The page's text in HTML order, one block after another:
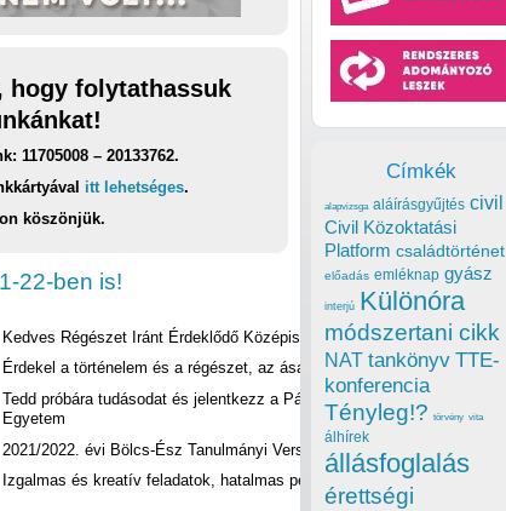
hogy folytathassuk
11705008 – 20133762.
itt lehetséges.
köszönjük.
22-ben is!
Kedves Régészet Iránt Érdeklődő Középiskolások!
Érdekel a történelem és a régészet, az ásatások világa?
Tedd próbára tudásodat és jelentkezz a Pázmány Péter Katolikus
Egyetem
2021/2022. évi Bölcs-Ész Tanulmányi Versenyére!
Izgalmas és kreatív feladatok, hatalmas pénz- és könyvjutalmak!
Címkék
alapvizsga aláírásgyűjtés civil
Civil Közoktatási
Platform családtörténet
előadás emléknap gyász
interjú Különóra
módszertani cikk
NAT tankönyv TTE-
konferencia
Tényleg!? törvény vita
álhírek
állásfoglalás
érettségi